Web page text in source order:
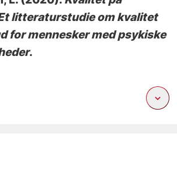
litteraturstudie om kvalitet
for mennesker med psykiske
.